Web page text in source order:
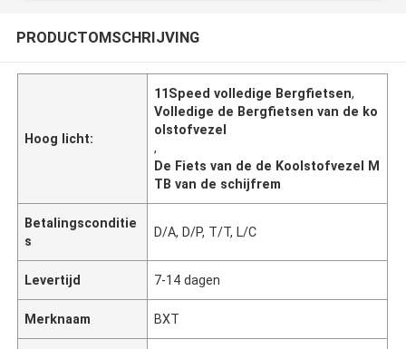
PRODUCTOMSCHRIJVING
Hoog licht:
11Speed volledige Bergfietsen,
Volledige de Bergfietsen van de ko
olstofvezel
,
De Fiets van de de Koolstofvezel M
TB van de schijfrem
Betalingsconditie
s
D/A, D/P, T/T, L/C
Levertijd 7-14 dagen
Merknaam BXT